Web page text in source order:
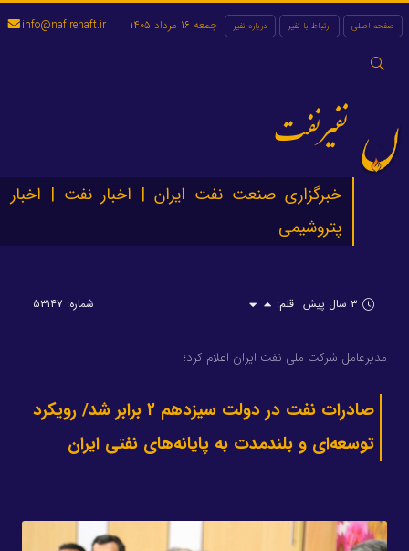
صفحه اصلی ارتباط با نفیر درباره نفیر
جستجو
جمعه 16 مرداد 1405 info@nafirenaft.ir
نفیرنفت
خبرگزاری صنعت نفت ایران | اخبار نفت | اخبار
پتروشیمی
۳ سال پیش قلم: شماره: ۵۳۱۴۷
مدیرعامل شرکت ملی نفت ایران اعلام کرد؛
صادرات نفت در دولت سیزدهم ۲ برابر شد/ رویکرد
توسعه‌ای و بلندمدت‌ به پایانه‌های نفتی ایران